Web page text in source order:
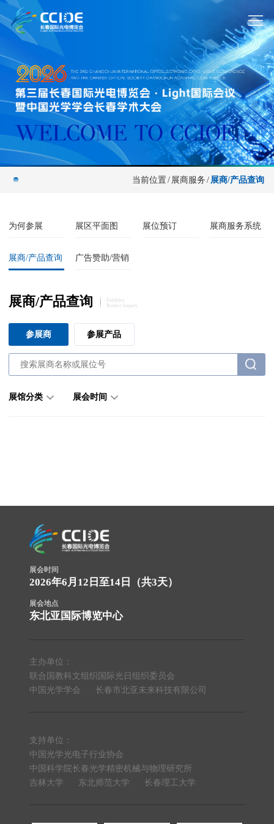
当前位置/ 展商服务 /展商/产品查询
为何参展 展区平面图 展位预订 展商服务系统
展商/产品查询 广告赞助/营销
展商/产品查询
Exhibitor
Product Inquiry
参展商 参展产品
展馆分类 展会时间
展会时间
2026年6月12日至14日（共3天）
展会地点
东北亚国际博览中心
主办单位：
联合国教科文组织国际光日组织委员会
中国光学学会
长春市北亚未来科技有限公司
支持单位：
中国光学光电子行业协会
中国科学院长春光学精密机械与物理研究所
吉林大学
东北师范大学 长春理工大学